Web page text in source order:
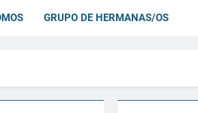
GRUPO DE HERMANAS/OS